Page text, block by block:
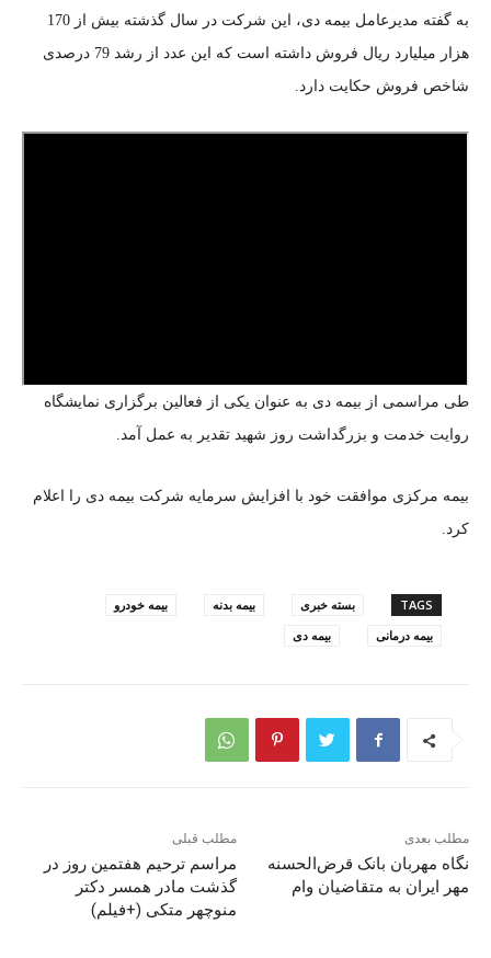
به گفته مدیرعامل بیمه دی، این شرکت در سال گذشته بیش از 170
هزار میلیارد ریال فروش داشته است که این عدد از رشد 79 درصدی
شاخص فروش حکایت دارد.
طی مراسمی از بیمه دی به عنوان یکی از فعالین برگزاری نمایشگاه
روایت خدمت و بزرگداشت روز شهید تقدیر به عمل آمد.
بیمه مرکزی موافقت خود با افزایش سرمایه شرکت بیمه دی را اعلام
کرد.
TAGS بسته خبری بیمه بدنه
بیمه خودرو
بیمه درمانی
بیمه دی
مطلب قبلی
مراسم ترحیم هفتمین روز در
گذشت مادر همسر دکتر
منوچهر متکی (+فیلم)
مطلب بعدی
نگاه مهربان بانک قرض‌الحسنه
مهر ایران به متقاضیان وام